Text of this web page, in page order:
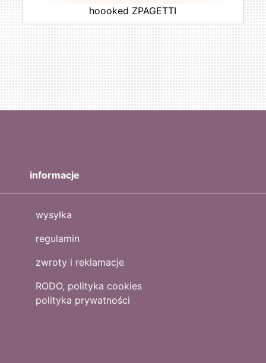
hoooked ZPAGETTI
informacje
wysyłka
regulamin
zwroty i reklamacje
RODO, polityka cookies
polityka prywatności